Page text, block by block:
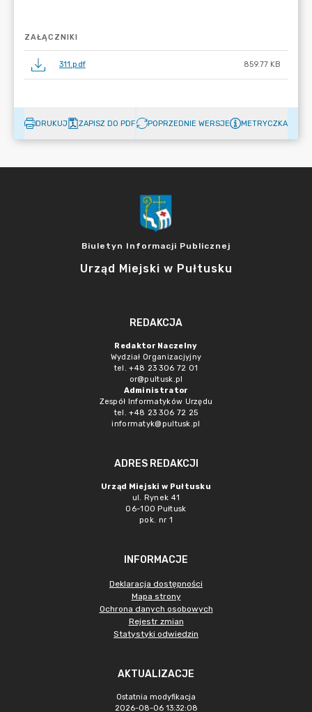
ZAŁĄCZNIKI
311.pdf 859.77 KB
DRUKUJ ZAPISZ DO PDF POPRZEDNIE WERSJE METRYCZKA
Biuletyn Informacji Publicznej
Urząd Miejski w Pułtusku
REDAKCJA
Redaktor Naczelny
Wydział Organizacjyjny
tel. +48 23 306 72 01
or@pultusk.pl
Administrator
Zespół Informatyków Urzędu
tel. +48 23 306 72 25
informatyk@pultusk.pl
ADRES REDAKCJI
Urząd Miejski w Pułtusku
ul. Rynek 41
06-100 Pułtusk
pok. nr 1
INFORMACJE
Deklaracja dostępności
Mapa strony
Ochrona danych osobowych
Rejestr zmian
Statystyki odwiedzin
AKTUALIZACJE
Ostatnia modyfikacja
2026-08-06 13:32:08